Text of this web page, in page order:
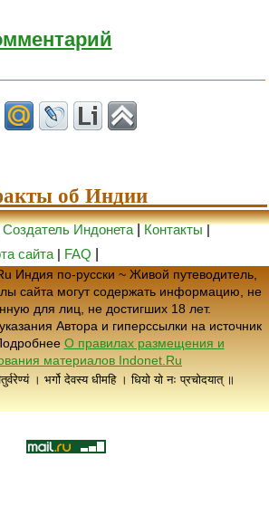
об Индии
Создатель Индонета|Контакты|
сайта | FAQ
Индия по-русски ~ Живой путеводитель,
сайта могут содержать информацию, не
для лиц, не достигших 18 лет.
Автора и гиперссылки на источник
О правилах размещения и
материалов Indonet.Ru
। भर्गो देवस्य धीमहि । धियो यो नः प्रचोदयात् ॥